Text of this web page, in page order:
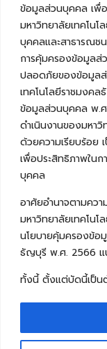
ข้อมูลส่วนบุคคล เพื่
มหาวิทยาลัยเทคโน
บุคคลและสาธารณชน
การคุ้มครองข้อมูลส่
ปลอดภัยของข้อมูลส่
เทคโนโลยีราชมงค
ข้อมูลส่วนบุคคล พ.ศ.
ดำเนินงานของมหา
ด้วยความเรียบร้อย
เพื่อประสิทธิภาพใน
บุคคล
อาศัยอำนาจตามคว
มหาวิทยาลัยเทคโน
นโยบายคุ้มครองข้อ
ธัญบุรี พ.ศ. 2566 แ
ทั้งนี้ ตั้งแต่บัดนี้เป็น
Copyright ©